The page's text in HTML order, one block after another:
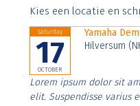
Aenean faucibus nibh
Kies een locatie en
Saturday
17
OCTOBER
Yamaha
Hilversum
Lorem ipsum dolor sit
elit. Suspendisse varius